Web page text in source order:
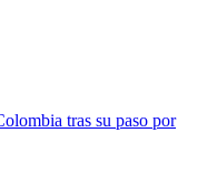
tras su paso por